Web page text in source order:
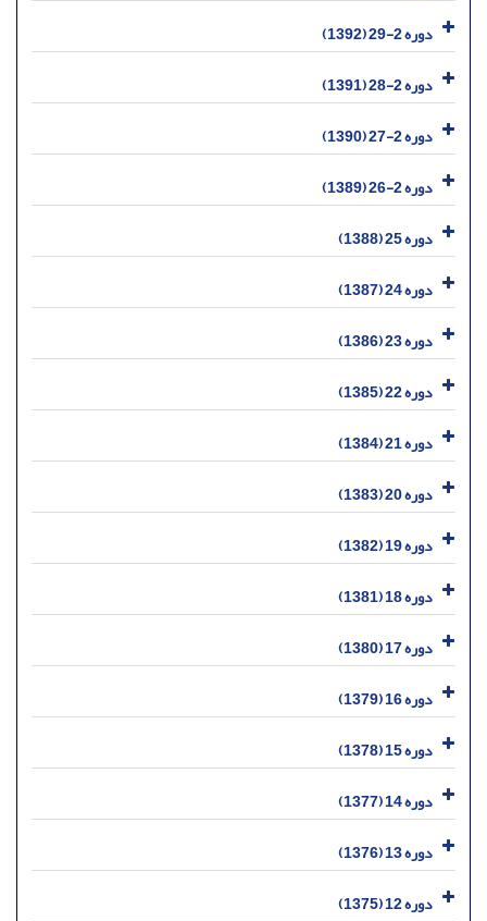
دوره 2-29 (1392)
دوره 2-28 (1391)
دوره 2-27 (1390)
دوره 2-26 (1389)
دوره 25 (1388)
دوره 24 (1387)
دوره 23 (1386)
دوره 22 (1385)
دوره 21 (1384)
دوره 20 (1383)
دوره 19 (1382)
دوره 18 (1381)
دوره 17 (1380)
دوره 16 (1379)
دوره 15 (1378)
دوره 14 (1377)
دوره 13 (1376)
دوره 12 (1375)